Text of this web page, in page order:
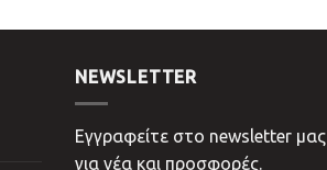
NEWSLETTER
Εγγραφείτε στο newsletter μας
για νέα και προσφορές.